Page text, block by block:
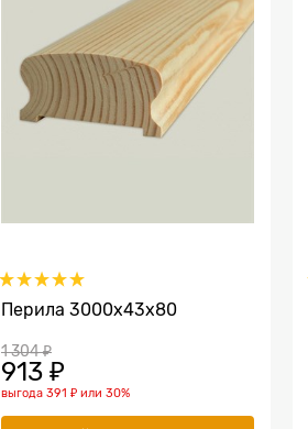
Перила 3000х43х80
1 304 ₽
913 ₽
выгода 391 ₽ или 30%